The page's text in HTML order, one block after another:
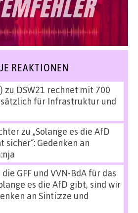
REAKTIONEN
zu DSW21 rechnet mit 700
für Infrastruktur und
zu „Solange es die AfD
sicher“: Gedenken an
GFF und VVN-BdA für das
es die AfD gibt, sind wir
an Sinti:zze und